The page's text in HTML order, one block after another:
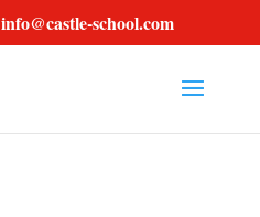
info@castle-school.com